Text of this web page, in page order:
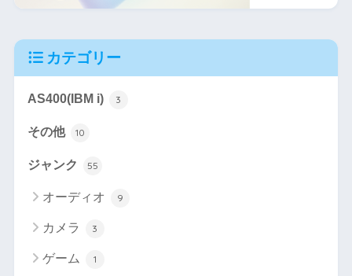
カテゴリー
AS400(IBM i) 3
その他 10
ジャンク 55
オーディオ 9
カメラ 3
ゲーム 1